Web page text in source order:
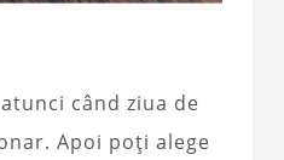
când ziua de
Apoi poți alege